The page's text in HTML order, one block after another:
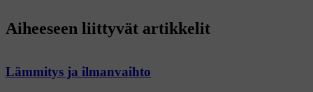
Aiheeseen liittyvät artikkelit
Lämmitys ja ilmanvaihto